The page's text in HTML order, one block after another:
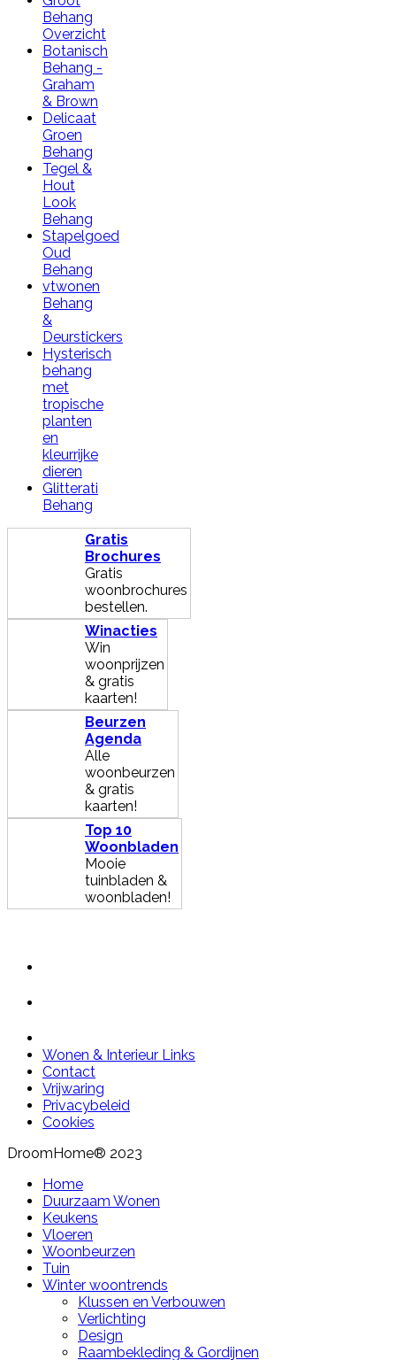
Behang
Overzicht
Botanisch
Behang -
Graham
& Brown
Delicaat
Groen
Behang
Tegel &
Hout
Look
Behang
Stapelgoed
Oud
Behang
vtwonen
Behang
&
Deurstickers
Hysterisch
behang
met
tropische
planten
en
kleurrijke
dieren
Glitterati
Behang
Gratis
Brochures
Gratis
woonbrochures
bestellen.
Winacties
Win
woonprijzen
& gratis
kaarten!
Beurzen
Agenda
Alle
woonbeurzen
& gratis
kaarten!
Top 10
Woonbladen
Mooie
tuinbladen &
woonbladen!
Wonen & Interieur Links
Contact
Vrijwaring
Privacybeleid
Cookies
DroomHome® 2023
Home
Duurzaam Wonen
Keukens
Vloeren
Woonbeurzen
Tuin
Winter woontrends
Klussen en Verbouwen
Verlichting
Design
Raambekleding & Gordijnen